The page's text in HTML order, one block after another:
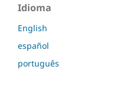
Idioma
English
español
português